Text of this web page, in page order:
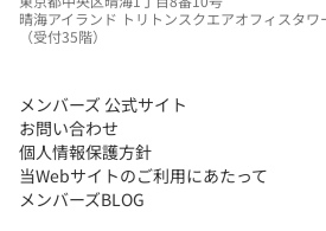
晴海アイランド トリトンスクエアオフィスタワ
（受付35階）
メンバーズ 公式サイト
お問い合わせ
個人情報保護方針
当Webサイトのご利用にあたって
メンバーズBLOG